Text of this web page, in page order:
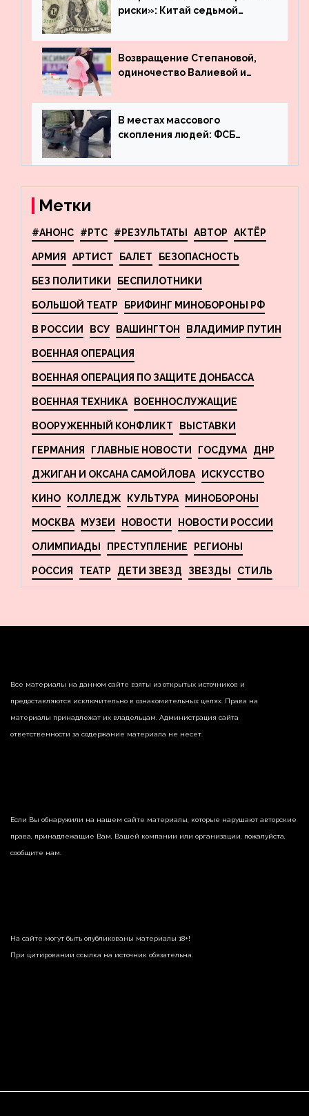
риски»: Китай седьмой
деньги из американского
госдолга
Возвращение Степановой,
одиночество Валиевой и
что обсуждают в мире
фигурного катания
В местах массового
скопления людей: ФСБ
террористов, планировавших
Метки
#АНОНС #РТС #РЕЗУЛЬТАТЫ АВТОР АКТЁР
АРМИЯ АРТИСТ БАЛЕТ БЕЗОПАСНОСТЬ
БЕЗ ПОЛИТИКИ БЕСПИЛОТНИКИ
БОЛЬШОЙ ТЕАТР БРИФИНГ МИНОБОРОНЫ РФ
В РОССИИ ВСУ ВАШИНГТОН ВЛАДИМИР ПУТИН
ВОЕННАЯ ОПЕРАЦИЯ
ВОЕННАЯ ОПЕРАЦИЯ ПО ЗАЩИТЕ ДОНБАССА
ВОЕННАЯ ТЕХНИКА ВОЕННОСЛУЖАЩИЕ
ВООРУЖЕННЫЙ КОНФЛИКТ ВЫСТАВКИ
ГЕРМАНИЯ ГЛАВНЫЕ НОВОСТИ ГОСДУМА ДНР
ДЖИГАН И ОКСАНА САМОЙЛОВА ИСКУССТВО
КИНО КОЛЛЕДЖ КУЛЬТУРА МИНОБОРОНЫ
МОСКВА МУЗЕИ НОВОСТИ НОВОСТИ РОССИИ
ОЛИМПИАДЫ ПРЕСТУПЛЕНИЕ РЕГИОНЫ
РОССИЯ ТЕАТР ДЕТИ ЗВЕЗД ЗВЕЗДЫ СТИЛЬ
Все материалы на данном сайте взяты из открытых источников и
предоставляются исключительно в ознакомительных целях. Права на
материалы принадлежат их владельцам. Администрация сайта
ответственности за содержание материала не несет.
Если Вы обнаружили на нашем сайте материалы, которые нарушают авторские
права, принадлежащие Вам, Вашей компании или организации, пожалуйста,
сообщите нам.
На сайте могут быть опубликованы материалы 18+!
При цитировании ссылка на источник обязательна.